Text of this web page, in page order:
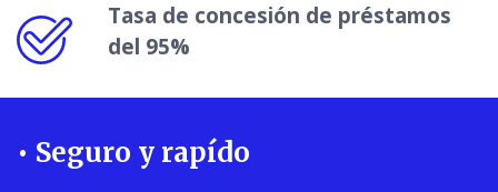
Tasa de concesión de préstamos
del 95%
• Seguro y rapído